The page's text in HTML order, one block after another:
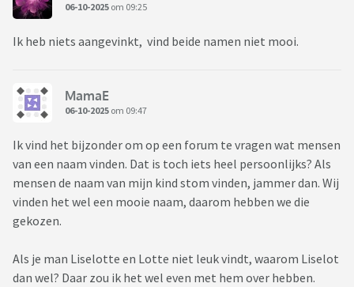
06-10-2025 om 09:25
Ik heb niets aangevinkt, vind beide namen niet mooi.
MamaE
06-10-2025 om 09:47
Ik vind het bijzonder om op een forum te vragen wat mensen
van een naam vinden. Dat is toch iets heel persoonlijks? Als
mensen de naam van mijn kind stom vinden, jammer dan. Wij
vinden het wel een mooie naam, daarom hebben we die
gekozen.
Als je man Liselotte en Lotte niet leuk vindt, waarom Liselot
dan wel? Daar zou ik het wel even met hem over hebben.